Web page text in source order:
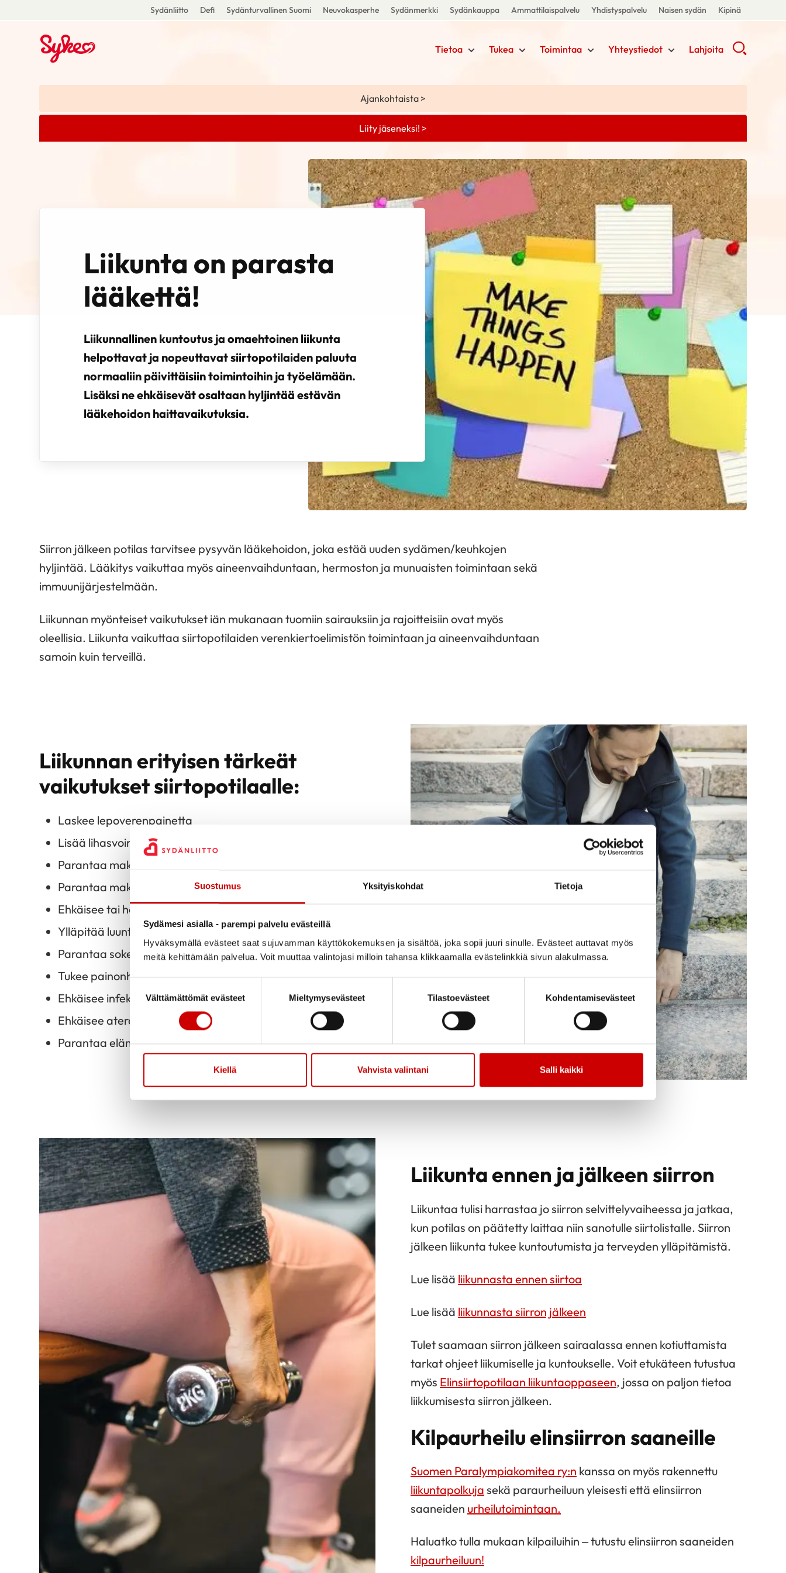
Suostumus Yksityiskohdat Tietoja
Sydämesi asialla - parempi palvelu evästeillä
Hyväksymällä evästeet saat sujuvamman käyttökokemuksen ja sisältöä, joka sopii juuri sinulle. Evästeet auttavat myös
meitä kehittämään palvelua. Voit muuttaa valintojasi milloin tahansa klikkaamalla evästelinkkiä sivun alakulmassa.
Välttämättömät evästeet
Mieltymysevästeet Tilastoevästeet Kohdentamisevästeet
Kiellä Vahvista valintani Salli kaikki
Sydänliitto Defi Sydänturvallinen Suomi Neuvokasperhe Sydänmerkki Sydänkauppa Ammattilaispalvelu Yhdistyspalvelu Naisen sydän Kipinä
Tietoa Tukea Toimintaa Yhteystiedot Lahjoita
Ajankohtaista >
Liity jäseneksi! >
Liikunta on parasta
lääkettä!
Liikunnallinen kuntoutus ja omaehtoinen liikunta
helpottavat ja nopeuttavat siirtopotilaiden paluuta
normaaliin päivittäisiin toimintoihin ja työelämään.
Lisäksi ne ehkäisevät osaltaan hyljintää estävän
lääkehoidon haittavaikutuksia.
Siirron jälkeen potilas tarvitsee pysyvän lääkehoidon, joka estää uuden sydämen/keuhkojen
hyljintää. Lääkitys vaikuttaa myös aineenvaihduntaan, hermoston ja munuaisten toimintaan sekä
immuunijärjestelmään.
Liikunnan myönteiset vaikutukset iän mukanaan tuomiin sairauksiin ja rajoitteisiin ovat myös
oleellisia. Liikunta vaikuttaa siirtopotilaiden verenkiertoelimistön toimintaan ja aineenvaihduntaan
samoin kuin terveillä.
Liikunnan erityisen tärkeät
vaikutukset siirtopotilaalle:
Laskee lepoverenpainetta
Lisää lihasvoimaa ja -kestävyyttä
Parantaa maksimaalista ja submaksimaalista suorituskykyä
Parantaa maksimaalista hapenottokykyä
Ehkäisee tai helpottaa neuropatiaa
Ylläpitää luuntiheyttä ehkäisee osteoporoosia
Parantaa sokeri- ja rasva-aineenvaihduntaa
Tukee painonhallintaa
Ehkäisee infektioita
Ehkäisee ateroskleroosia ja
Parantaa elämänlaatua
Liikunta ennen ja jälkeen siirron
Liikuntaa tulisi harrastaa jo siirron selvittelyvaiheessa ja jatkaa,
kun potilas on päätetty laittaa niin sanotulle siirtolistalle. Siirron
jälkeen liikunta tukee kuntoutumista ja terveyden ylläpitämistä.
Lue lisää liikunnasta ennen siirtoa
Lue lisää liikunnasta siirron jälkeen
Tulet saamaan siirron jälkeen sairaalassa ennen kotiuttamista
tarkat ohjeet liikumiselle ja kuntoukselle. Voit etukäteen tutustua
myös Elinsiirtopotilaan liikuntaoppaseen, jossa on paljon tietoa
liikkumisesta siirron jälkeen.
Kilpaurheilu elinsiirron saaneille
Suomen Paralympiakomitea ry:n kanssa on myös rakennettu
liikuntapolkuja sekä paraurheiluun yleisesti että elinsiirron
saaneiden urheilutoimintaan.
Haluatko tulla mukaan kilpailuihin – tutustu elinsiirron saaneiden
kilpaurheiluun!